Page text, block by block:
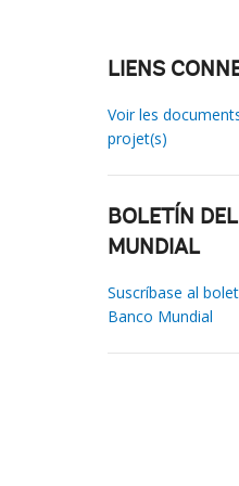
LIENS
Voir les
projet(s)
BOLETÍN
MUNDIAL
Suscríbase al
Banco Mundial